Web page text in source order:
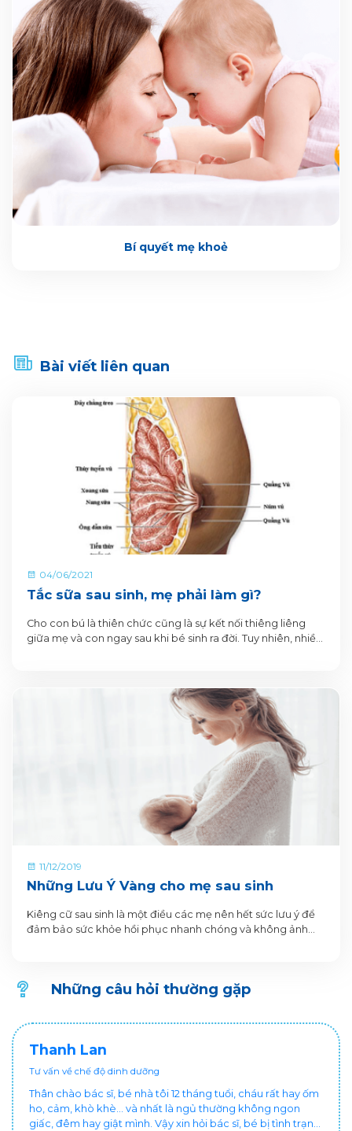
Bí quyết mẹ khoẻ
Bài viết liên quan
04/06/2021
Tắc sữa sau sinh, mẹ phải làm gì?
Cho con bú là thiên chức cũng là sự kết nối thiêng liêng
giữa mẹ và con ngay sau khi bé sinh ra đời. Tuy nhiên, nhiều
11/12/2019
Những Lưu Ý Vàng cho mẹ sau sinh
Kiêng cữ sau sinh là một điều các mẹ nên hết sức lưu ý để
đảm bảo sức khỏe hồi phục nhanh chóng và không ảnh
Những câu hỏi thường gặp
Thanh Lan
Tư vấn về chế độ dinh dưỡng
Thân chào bác sĩ, bé nhà tôi 12 tháng tuổi, cháu rất hay ốm
ho, cảm, khò khè... và nhất là ngủ thường không ngon
giấc, đêm hay giật mình. Vậy xin hỏi bác sĩ, bé bị tình trạng